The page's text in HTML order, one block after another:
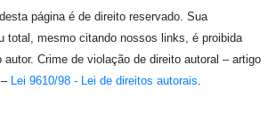
página é de direito reservado. Sua
total, mesmo citando nossos links, é proibida
Crime de violação de direito autoral – artigo
Lei 9610/98 - Lei de direitos autorais.